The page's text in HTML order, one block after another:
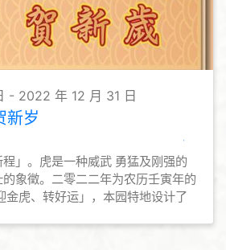
- 2022 年 12 月 31 日
新岁
程」。虎是一种威武 勇猛及刚强的
象徵。二零二二年为农历壬寅年的
金虎、转好运」，本园特地设计了